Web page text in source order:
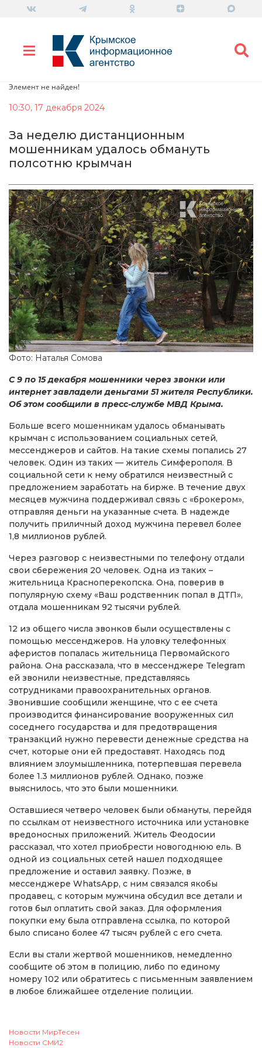
Элемент не найден!
10:30, 17 декабря 2024
За неделю дистанционным
мошенникам удалось обмануть
полсотню крымчан
Фото: Наталья Сомова
С 9 по 15 декабря мошенники через звонки или
интернет завладели деньгами 51 жителя Республики.
Об этом сообщили в пресс-службе МВД Крыма.
Больше всего мошенникам удалось обманывать
крымчан с использованием социальных сетей,
мессенджеров и сайтов. На такие схемы попались 27
человек. Один из таких — житель Симферополя. В
социальной сети к нему обратился неизвестный с
предложением заработать на бирже. В течение двух
месяцев мужчина поддерживал связь с «брокером»,
отправляя деньги на указанные счета. В надежде
получить приличный доход мужчина перевел более
1,8 миллионов рублей.
Через разговор с неизвестными по телефону отдали
свои сбережения 20 человек. Одна из таких –
жительница Красноперекопска. Она, поверив в
популярную схему «Ваш родственник попал в ДТП»,
отдала мошенникам 92 тысячи рублей.
12 из общего числа звонков были осуществлены с
помощью мессенджеров. На уловку телефонных
аферистов попалась жительница Первомайского
района. Она рассказала, что в мессенджере Telegram
ей звонили неизвестные, представляясь
сотрудниками правоохранительных органов.
Звонившие сообщили женщине, что с ее счета
производится финансирование вооруженных сил
соседнего государства и для предотвращения
транзакций нужно перевести денежные средства на
счет, которые они ей предоставят. Находясь под
влиянием злоумышленника, потерпевшая перевела
более 1.3 миллионов рублей. Однако, позже
выяснилось, что это были мошенники.
Оставшиеся четверо человек были обмануты, перейдя
по ссылкам от неизвестного источника или установке
вредоносных приложений. Житель Феодосии
рассказал, что хотел приобрести новогоднюю ель. В
одной из социальных сетей нашел подходящее
предложение и оставил заявку. Позже, в
мессенджере WhatsApp, с ним связался якобы
продавец, с которым мужчина обсудил все детали и
готов был оплатить свой заказ. Для оформления
покупки ему была отправлена ссылка, по которой
было списано более 47 тысяч рублей с его счета.
Если вы стали жертвой мошенников, немедленно
сообщите об этом в полицию, либо по единому
номеру 102 или обратитесь с письменным заявлением
в любое ближайшее отделение полиции.
Новости МирТесен
Новости СМИ2